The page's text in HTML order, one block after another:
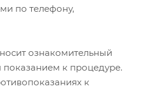
по телефону,
ознакомительный
показанием к процедуре.
к